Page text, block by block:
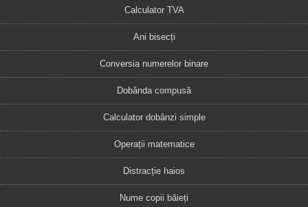
Calculator TVA
Ani bisecți
Conversia numerelor binare
Dobânda compusă
Calculator dobânzi simple
Operații matematice
Distracție haios
Nume copii băieți